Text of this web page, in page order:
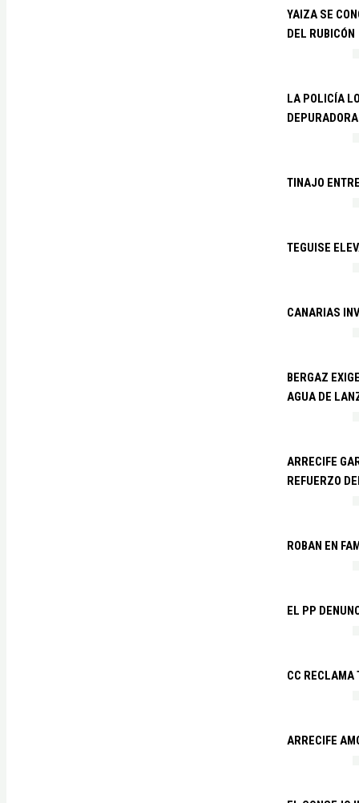
YAIZA SE
DEL RUBICÓN
LA POLICÍA
TINAJO
TEGUISE
CANARIAS
BERGAZ
AGUA DE
ARRECIFE
REFUERZO
ROBAN EN
EL PP
CC RECLAMA
ARRECIFE